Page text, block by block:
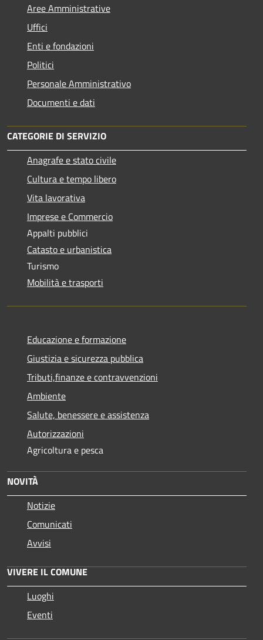
Aree Amministrative
Uffici
Enti e fondazioni
Politici
Personale Amministrativo
Documenti e dati
CATEGORIE DI SERVIZIO
Anagrafe e stato civile
Cultura e tempo libero
Vita lavorativa
Imprese e Commercio
Appalti pubblici
Catasto e urbanistica
Turismo
Mobilità e trasporti
Educazione e formazione
Giustizia e sicurezza pubblica
Tributi,finanze e contravvenzioni
Ambiente
Salute, benessere e assistenza
Autorizzazioni
Agricoltura e pesca
NOVITÀ
Notizie
Comunicati
Avvisi
VIVERE IL COMUNE
Luoghi
Eventi